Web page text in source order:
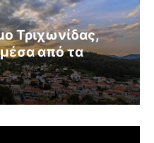
Τριχωνίδας,
από τα